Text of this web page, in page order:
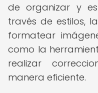
de organizar y
través de estilos,
formatear
como la
realizar
manera eficiente.